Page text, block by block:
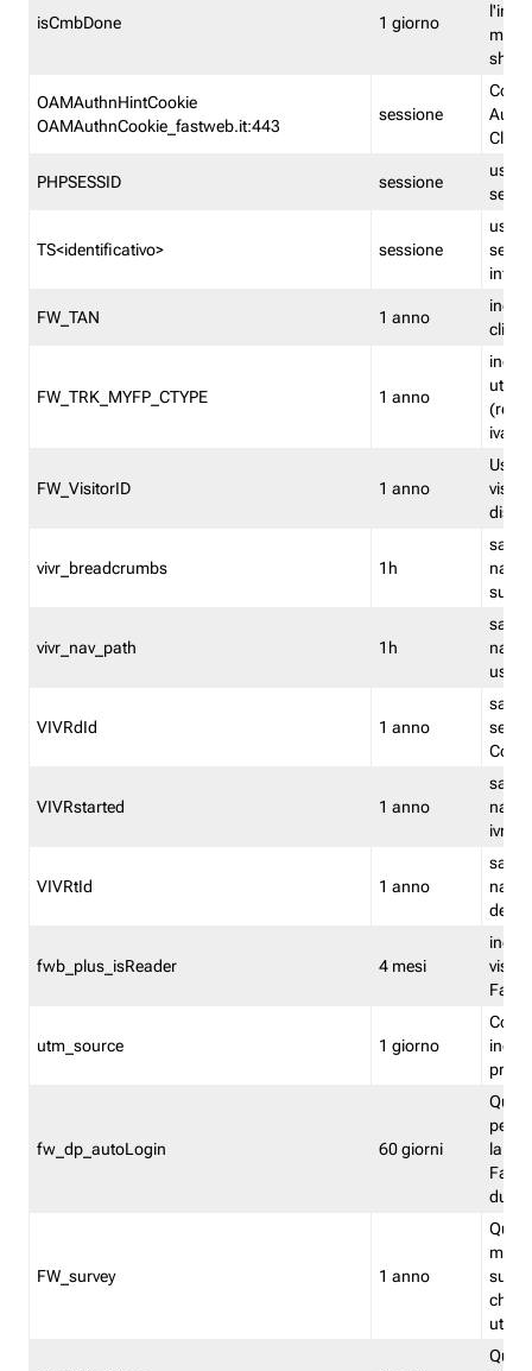
isCmbDone 1 giorno
shp
OAMAuthnHintCookie
OAMAuthnCookie_fastweb.it:443
sessione
PHPSESSID sessione
TS<identificativo> sessione
FW_TAN 1 anno
FW_TRK_MYFP_CTYPE 1 anno
iva/
FW_VisitorID 1 anno
vivr_breadcrumbs 1h
salva
su
vivr_nav_path 1h
salva
VIVRdId 1 anno
salva
Convy
VIVRstarted 1 anno
salva
ivr
VIVRtId 1 anno
salva
del
fwb_plus_isReader 4 mesi
utm_source 1 giorno
fw_dp_autoLogin 60 giorni
la
FW_survey 1 anno
utenti